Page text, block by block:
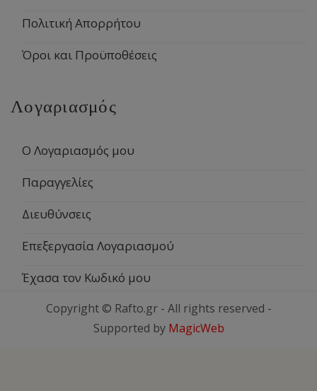
Πολιτική Απορρήτου
Όροι και Προϋποθέσεις
Λογαριασμός
Ο Λογαριασμός μου
Παραγγελίες
Διευθύνσεις
Επεξεργασία Λογαριασμού
Έχασα τον Κωδικό μου
Copyright © Rafto.gr - All rights reserved -
Supported by MagicWeb